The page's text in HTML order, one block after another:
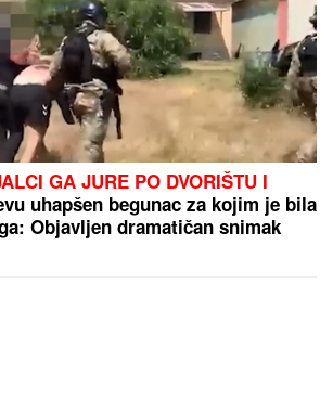
GA JURE PO DVORIŠTU I
uhapšen begunac za kojim je bila
Objavljen dramatičan snimak